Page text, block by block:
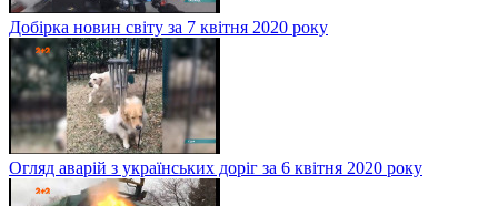
Добірка новин світу за 7 квітня 2020 року
Огляд аварій з українських доріг за 6 квітня 2020 року